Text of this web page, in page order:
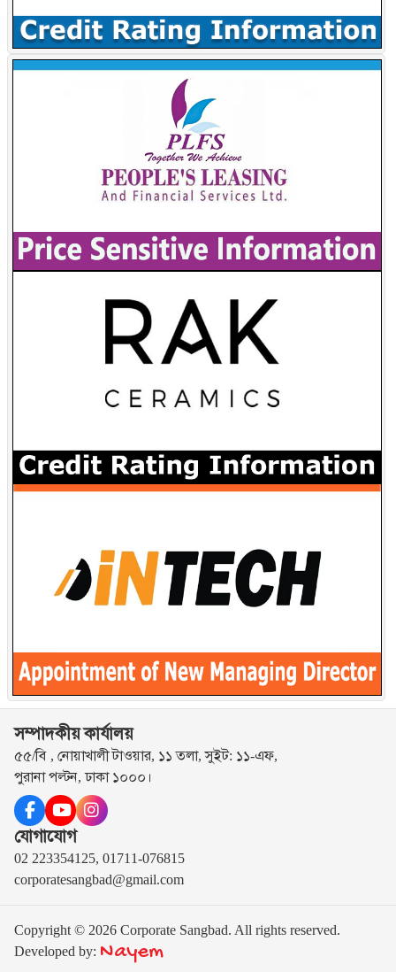
সম্পাদকীয় কার্যালয়
৫৫/বি , নোয়াখালী টাওয়ার, ১১ তলা, সুইট: ১১-এফ,
পুরানা পল্টন, ঢাকা ১০০০।
যোগাযোগ
02 223354125, 01711-076815
corporatesangbad@gmail.com
Copyright © 2026 Corporate Sangbad. All rights reserved.
Developed by: Nayem